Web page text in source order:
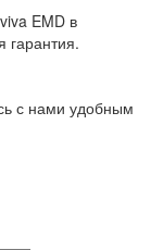
EMD в
гарантия.
с нами удобным